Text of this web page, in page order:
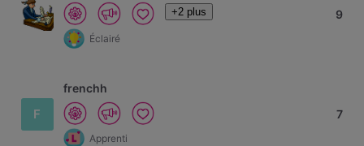
+2 plus
Éclairé
9
F
frenchh
Apprenti
7